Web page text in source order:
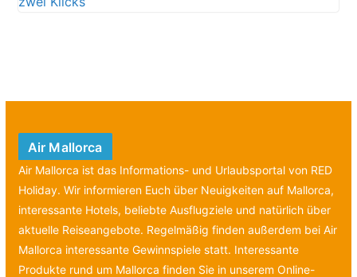
Air Mallorca
Air Mallorca ist das Informations- und Urlaubsportal von RED
Holiday. Wir informieren Euch über Neuigkeiten auf Mallorca,
interessante Hotels, beliebte Ausflugziele und natürlich über
aktuelle Reiseangebote. Regelmäßig finden außerdem bei Air
Mallorca interessante Gewinnspiele statt. Interessante
Produkte rund um Mallorca finden Sie in unserem Online-